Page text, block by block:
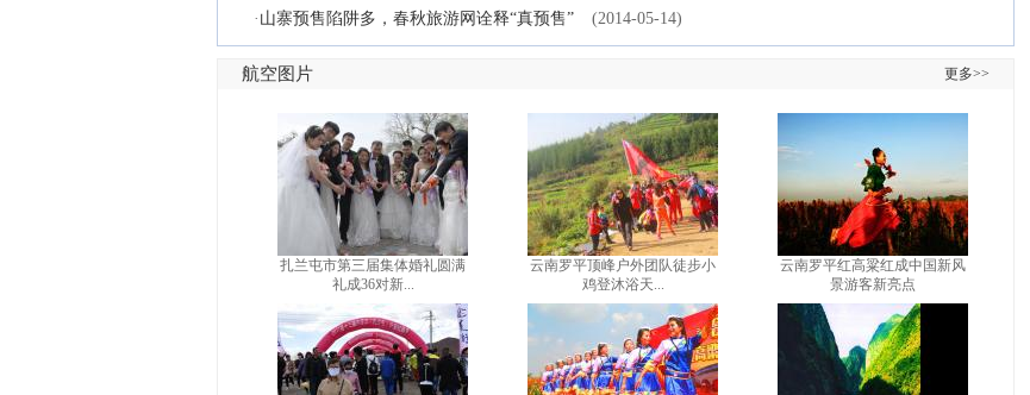
· 山寨预售陷阱多，春秋旅游网诠释“真预售” (2014-05-14)
航空图片 更多>>
扎兰屯市第三届集体婚礼圆满
礼成36对新...
云南罗平顶峰户外团队徒步小
鸡登沐浴天...
云南罗平红高粱红成中国新风
景游客新亮点